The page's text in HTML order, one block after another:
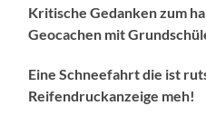
Kritische Gedanken zum
Geocachen mit
Eine Schneefahrt die ist
Reifendruckanzeige meh!